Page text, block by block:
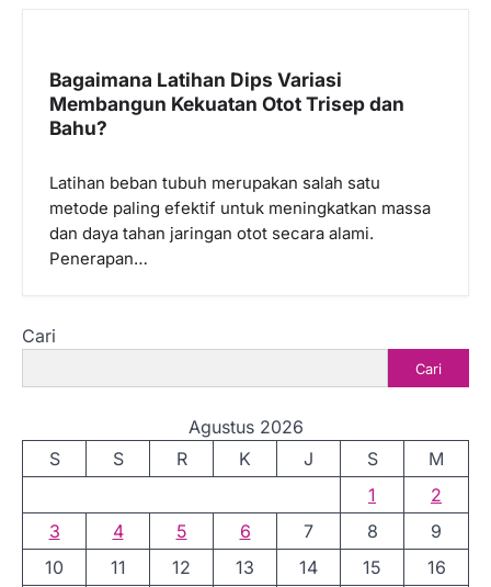
Bagaimana Latihan Dips Variasi
Membangun Kekuatan Otot Trisep dan
Bahu?
Latihan beban tubuh merupakan salah satu
metode paling efektif untuk meningkatkan massa
dan daya tahan jaringan otot secara alami.
Penerapan…
Cari
Cari
Agustus 2026
S
S R K J S
M
1
2
3
4 5 6 7 8
9
10
11 12 13 14 15
16